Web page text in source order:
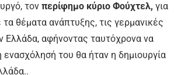
τον περίφημο κύριο Φούχτελ, για
θέ­ματα ανάπτυξης, τις γερμανικές
Ελλάδα, αφήνοντας ταυ­τόχρονα να
ενασχόλησή του θα ήταν η δημιουργία